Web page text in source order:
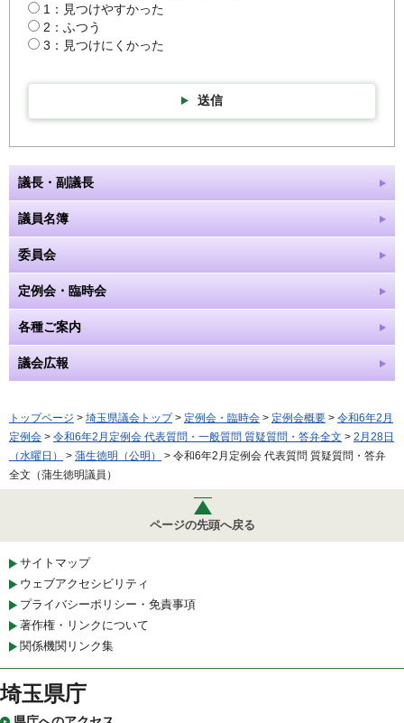
1：見つけやすかった
2：ふつう
3：見つけにくかった
送信
議長・副議長
議員名簿
委員会
定例会・臨時会
各種ご案内
議会広報
トップページ > 埼玉県議会トップ> 定例会・臨時会 > 定例会概要 > 令和6年2月
定例会 > 令和6年2月定例会 代表質問・一般質問 質疑質問・答弁全文 > 2月28日
（水曜日）
> 蒲生徳明（公明）
> 令和6年2月定例会 代表質問 質疑質問・答弁
全文（蒲生徳明議員）
ページの先頭へ戻る
サイトマップ
ウェブアクセシビリティ
プライバシーポリシー・免責事項
著作権・リンクについて
関係機関リンク集
埼玉県庁